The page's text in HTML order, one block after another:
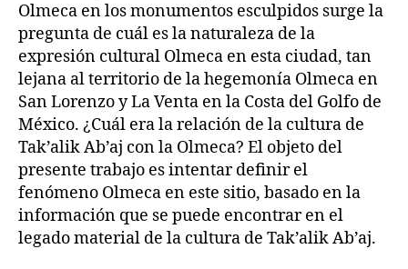
Olmeca en los monumentos esculpidos surge la
pregunta de cuál es la naturaleza de la
expresión cultural Olmeca en esta ciudad, tan
lejana al territorio de la hegemonía Olmeca en
San Lorenzo y La Venta en la Costa del Golfo de
México. ¿Cuál era la relación de la cultura de
Tak’alik Ab’aj con la Olmeca? El objeto del
presente trabajo es intentar definir el
fenómeno Olmeca en este sitio, basado en la
información que se puede encontrar en el
legado material de la cultura de Tak’alik Ab’aj.